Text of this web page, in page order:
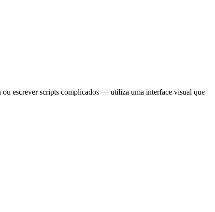
ou escrever scripts complicados — utiliza uma interface visual que